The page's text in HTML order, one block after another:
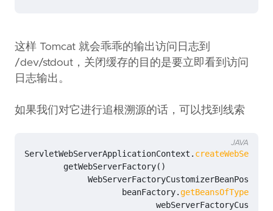
这样 Tomcat 就会乖乖的输出访问日志到
/dev/stdout，关闭缓存的目的是要立即看到访问
日志输出。
如果我们对它进行追根溯源的话，可以找到线索
ServletWebServerApplicationContext . createWebServer
getWebServerFactory()
beanFactory.getBeansOfType
JAVA